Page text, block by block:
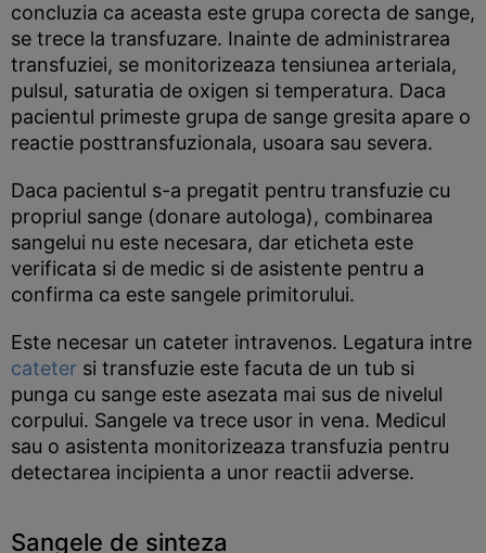
concluzia ca aceasta este grupa corecta de sange,
se trece la transfuzare. Inainte de administrarea
transfuziei, se monitorizeaza tensiunea arteriala,
pulsul, saturatia de oxigen si temperatura. Daca
pacientul primeste grupa de sange gresita apare o
reactie posttransfuzionala, usoara sau severa.
Daca pacientul s-a pregatit pentru transfuzie cu
propriul sange (donare autologa), combinarea
sangelui nu este necesara, dar eticheta este
verificata si de medic si de asistente pentru a
confirma ca este sangele primitorului.
Este necesar un cateter intravenos. Legatura intre
cateter si transfuzie este facuta de un tub si
punga cu sange este asezata mai sus de nivelul
corpului. Sangele va trece usor in vena. Medicul
sau o asistenta monitorizeaza transfuzia pentru
detectarea incipienta a unor reactii adverse.
Sangele de sinteza